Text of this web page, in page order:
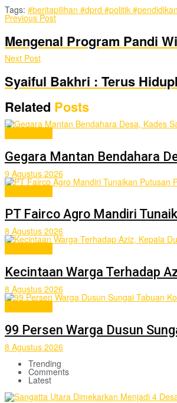
Tags: #beritapilihan #dprd #politik
Previous Post
Mengenal Program Pandi
Next Post
Syaiful Bakhri : Terus
Related Posts
Gegara Mantan Bendahara
9 Agustus 2026
PT Fairco Agro Mandiri
8 Agustus 2026
Kecintaan Warga Terhadap
8 Agustus 2026
99 Persen Warga Dusun
8 Agustus 2026
Trending
Comments
Latest